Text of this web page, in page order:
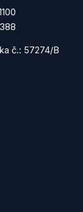
č.: 57274/B